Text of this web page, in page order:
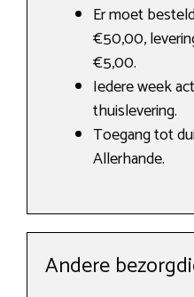
Er moet
€50,00,
€5,00.
Iedere week
thuislevering.
Toegang tot
Allerhande.
Andere